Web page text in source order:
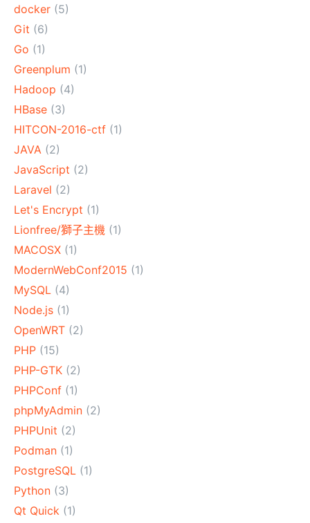
docker (5)
Git (6)
Go (1)
Greenplum (1)
Hadoop (4)
HBase (3)
HITCON-2016-ctf (1)
JAVA (2)
JavaScript (2)
Laravel (2)
Let's Encrypt (1)
Lionfree/獅子主機 (1)
MACOSX (1)
ModernWebConf2015 (1)
MySQL (4)
Node.js (1)
OpenWRT (2)
PHP (15)
PHP-GTK (2)
PHPConf (1)
phpMyAdmin (2)
PHPUnit (2)
Podman (1)
PostgreSQL (1)
Python (3)
Qt Quick (1)